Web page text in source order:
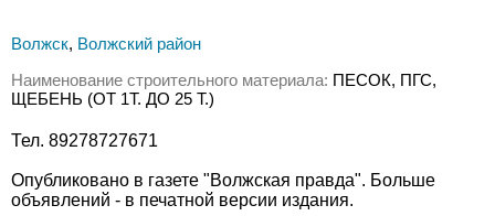
Волжск, Волжский район
Наименование строительного материала: ПЕСОК, ПГС,
ЩЕБЕНЬ (ОТ 1Т. ДО 25 Т.)
Тел. 89278727671
Опубликовано в газете "Волжская правда". Больше
объявлений - в печатной версии издания.